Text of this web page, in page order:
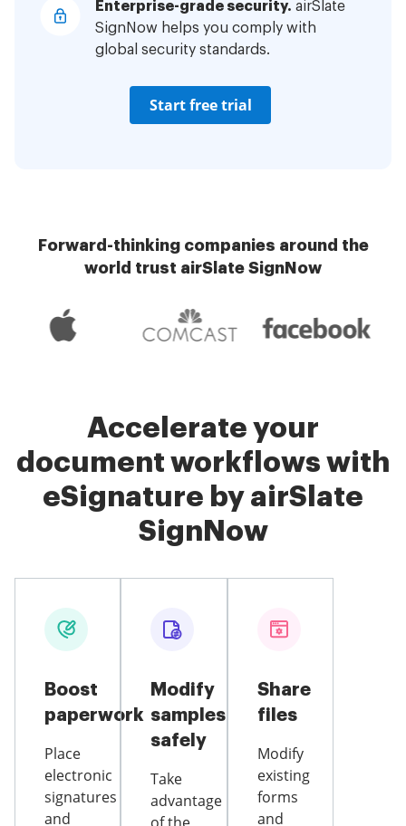
Enterprise-grade security. airSlate
SignNow helps you comply with
global security standards.
Start free trial
Forward-thinking companies around the
world trust airSlate SignNow
Accelerate your
document workflows with
eSignature by airSlate
SignNow
Boost
paperwork
Place
electronic
signatures
and
Modify
samples
safely
Take
advantage
Share
files
Modify
existing
forms
and